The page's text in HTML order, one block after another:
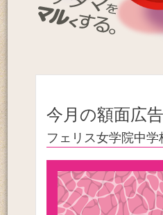
今月の額面広
フェリス女学院中学